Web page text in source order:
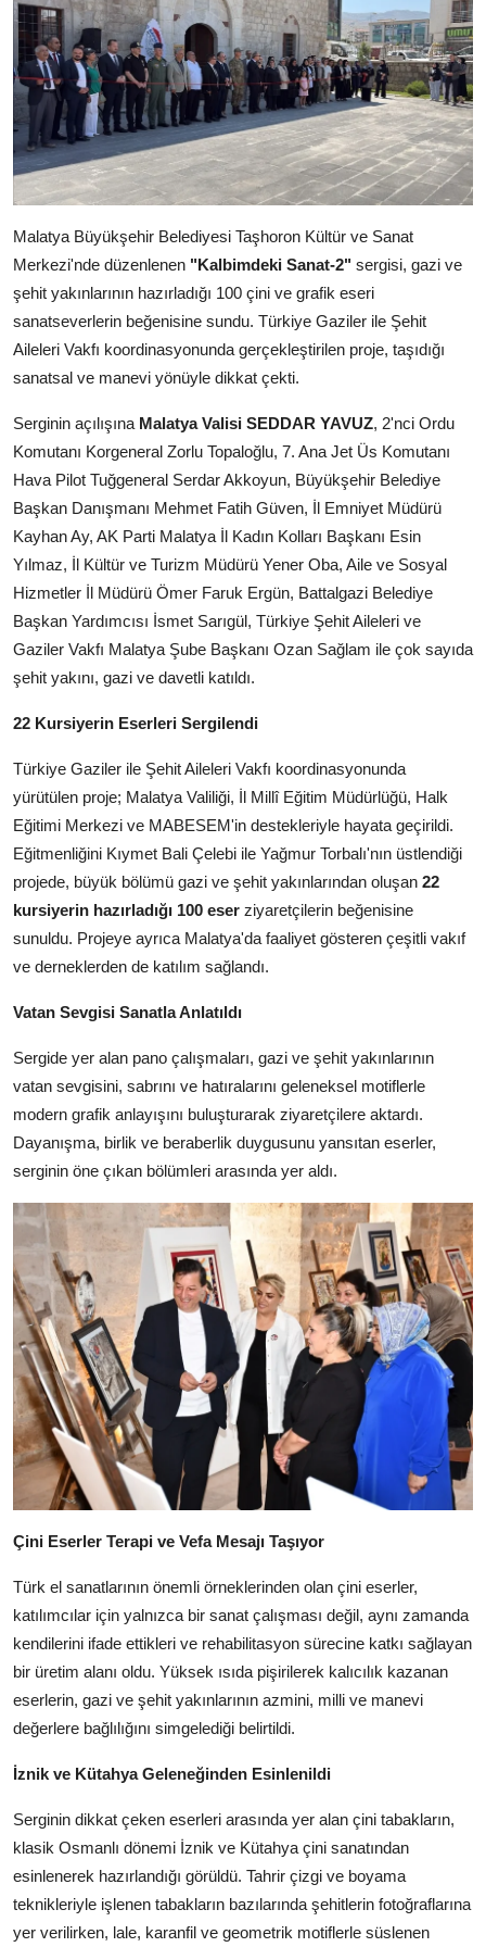
Kamu Kurumları ve Üst Kurullar
Malatya Büyükşehir Belediyesi Taşhoron Kültür ve Sanat
Merkezi'nde düzenlenen "Kalbimdeki Sanat-2" sergisi, gazi ve
şehit yakınlarının hazırladığı 100 çini ve grafik eseri
sanatseverlerin beğenisine sundu. Türkiye Gaziler ile Şehit
Aileleri Vakfı koordinasyonunda gerçekleştirilen proje, taşıdığı
sanatsal ve manevi yönüyle dikkat çekti.
Serginin açılışına Malatya Valisi SEDDAR YAVUZ, 2'nci Ordu
Komutanı Korgeneral Zorlu Topaloğlu, 7. Ana Jet Üs Komutanı
Hava Pilot Tuğgeneral Serdar Akkoyun, Büyükşehir Belediye
Başkan Danışmanı Mehmet Fatih Güven, İl Emniyet Müdürü
Kayhan Ay, AK Parti Malatya İl Kadın Kolları Başkanı Esin
Yılmaz, İl Kültür ve Turizm Müdürü Yener Oba, Aile ve Sosyal
Hizmetler İl Müdürü Ömer Faruk Ergün, Battalgazi Belediye
Başkan Yardımcısı İsmet Sarıgül, Türkiye Şehit Aileleri ve
Gaziler Vakfı Malatya Şube Başkanı Ozan Sağlam ile çok sayıda
şehit yakını, gazi ve davetli katıldı.
22 Kursiyerin Eserleri Sergilendi
Türkiye Gaziler ile Şehit Aileleri Vakfı koordinasyonunda
yürütülen proje; Malatya Valiliği, İl Millî Eğitim Müdürlüğü, Halk
Eğitimi Merkezi ve MABESEM'in destekleriyle hayata geçirildi.
Eğitmenliğini Kıymet Bali Çelebi ile Yağmur Torbalı'nın üstlendiği
projede, büyük bölümü gazi ve şehit yakınlarından oluşan 22
kursiyerin hazırladığı 100 eser ziyaretçilerin beğenisine
sunuldu. Projeye ayrıca Malatya'da faaliyet gösteren çeşitli vakıf
ve derneklerden de katılım sağlandı.
Vatan Sevgisi Sanatla Anlatıldı
Sergide yer alan pano çalışmaları, gazi ve şehit yakınlarının
vatan sevgisini, sabrını ve hatıralarını geleneksel motiflerle
modern grafik anlayışını buluşturarak ziyaretçilere aktardı.
Dayanışma, birlik ve beraberlik duygusunu yansıtan eserler,
serginin öne çıkan bölümleri arasında yer aldı.
Çini Eserler Terapi ve Vefa Mesajı Taşıyor
Türk el sanatlarının önemli örneklerinden olan çini eserler,
katılımcılar için yalnızca bir sanat çalışması değil, aynı zamanda
kendilerini ifade ettikleri ve rehabilitasyon sürecine katkı sağlayan
bir üretim alanı oldu. Yüksek ısıda pişirilerek kalıcılık kazanan
eserlerin, gazi ve şehit yakınlarının azmini, milli ve manevi
değerlere bağlılığını simgelediği belirtildi.
İznik ve Kütahya Geleneğinden Esinlenildi
Serginin dikkat çeken eserleri arasında yer alan çini tabakların,
klasik Osmanlı dönemi İznik ve Kütahya çini sanatından
esinlenerek hazırlandığı görüldü. Tahrir çizgi ve boyama
teknikleriyle işlenen tabakların bazılarında şehitlerin fotoğraflarına
yer verilirken, lale, karanfil ve geometrik motiflerle süslenen